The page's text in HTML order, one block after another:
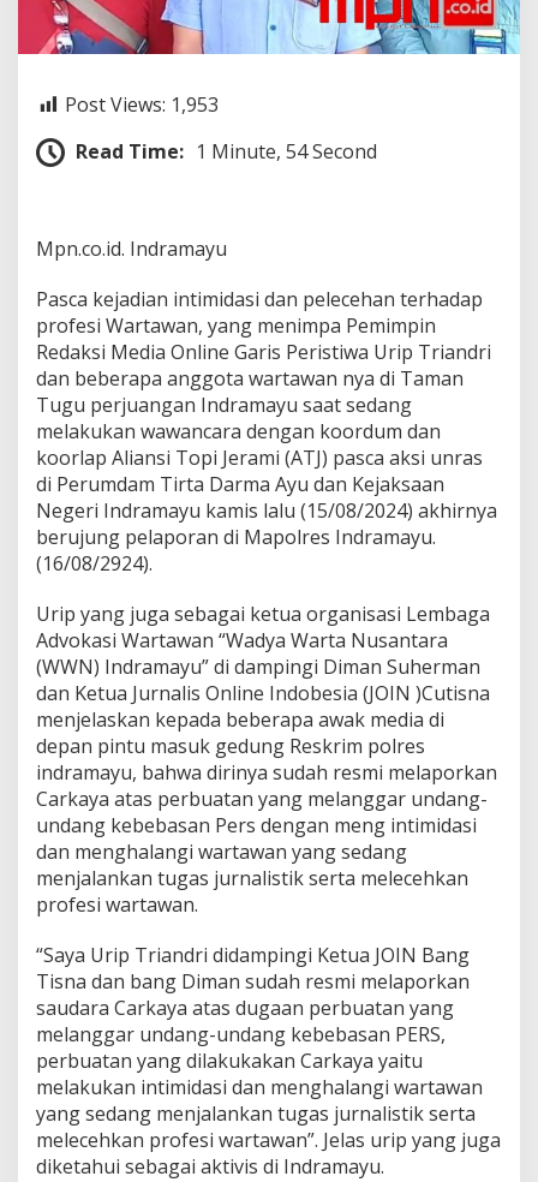
P
e
W
a
n
Y
a
n
g
d
i
n
t
i
m
i
s
i
L
a
p
o
r
K
e
a
p
o
e
s
I
n
d
r
a
m
a
y
u
Post Views: 1,953
Read Time: 1 Minute, 54 Second
Mpn.co.id. Indramayu
Pasca kejadian intimidasi dan pelecehan terhadap
profesi Wartawan, yang menimpa Pemimpin
Redaksi Media Online Garis Peristiwa Urip Triandri
dan beberapa anggota wartawan nya di Taman
Tugu perjuangan Indramayu saat sedang
melakukan wawancara dengan koordum dan
koorlap Aliansi Topi Jerami (ATJ) pasca aksi unras
di Perumdam Tirta Darma Ayu dan Kejaksaan
Negeri Indramayu kamis lalu (15/08/2024) akhirnya
berujung pelaporan di Mapolres Indramayu.
(16/08/2924).
Urip yang juga sebagai ketua organisasi Lembaga
Advokasi Wartawan “Wadya Warta Nusantara
(WWN) Indramayu” di dampingi Diman Suherman
dan Ketua Jurnalis Online Indobesia (JOIN )Cutisna
menjelaskan kepada beberapa awak media di
depan pintu masuk gedung Reskrim polres
indramayu, bahwa dirinya sudah resmi melaporkan
Carkaya atas perbuatan yang melanggar undang-
undang kebebasan Pers dengan meng intimidasi
dan menghalangi wartawan yang sedang
menjalankan tugas jurnalistik serta melecehkan
profesi wartawan.
“Saya Urip Triandri didampingi Ketua JOIN Bang
Tisna dan bang Diman sudah resmi melaporkan
saudara Carkaya atas dugaan perbuatan yang
melanggar undang-undang kebebasan PERS,
perbuatan yang dilakukakan Carkaya yaitu
melakukan intimidasi dan menghalangi wartawan
yang sedang menjalankan tugas jurnalistik serta
melecehkan profesi wartawan”. Jelas urip yang juga
diketahui sebagai aktivis di Indramayu.